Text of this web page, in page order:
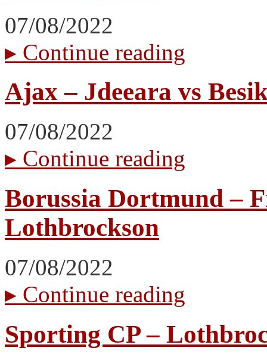
07/08/2022
▸ Continue reading
Ajax – Jdeeara vs
07/08/2022
▸ Continue reading
Borussia Dortmund –
Lothbrockson
07/08/2022
▸ Continue reading
Sporting CP –